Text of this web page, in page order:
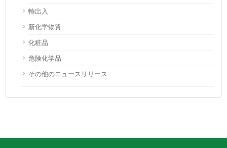
輸出入
新化学物質
化粧品
危険化学品
その他のニュースリリース